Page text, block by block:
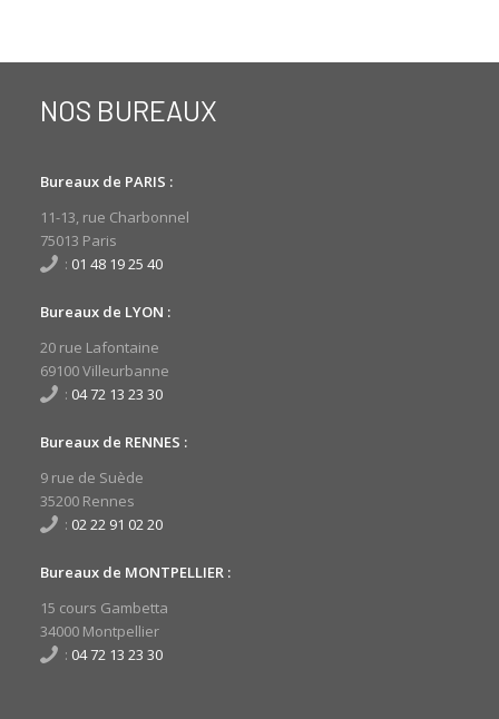
NOS BUREAUX
Bureaux de PARIS :
11-13, rue Charbonnel
75013 Paris
: 01 48 19 25 40
Bureaux de LYON :
20 rue Lafontaine
69100 Villeurbanne
: 04 72 13 23 30
Bureaux de RENNES :
9 rue de Suède
35200 Rennes
: 02 22 91 02 20
Bureaux de MONTPELLIER :
15 cours Gambetta
34000 Montpellier
: 04 72 13 23 30